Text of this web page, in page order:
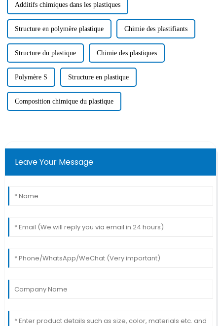
Additifs chimiques dans les plastiques
Structure en polymère plastique Chimie des plastifiants
Structure du plastique Chimie des plastiques
Polymère S Structure en plastique
Composition chimique du plastique
Leave Your Message